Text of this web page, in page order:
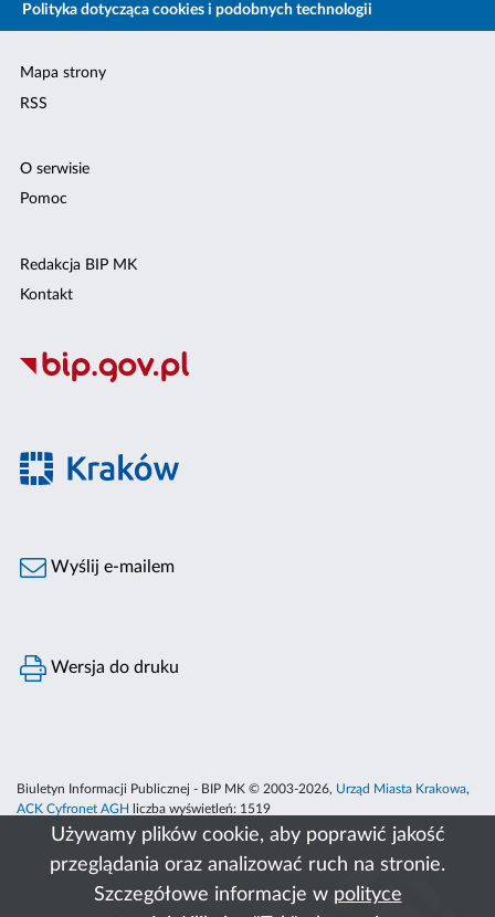
Używamy plików cookie, aby poprawić jakość
przeglądania oraz analizować ruch na stronie.
Szczegółowe informacje w polityce
Polityka dotycząca cookies i podobnych technologii
Mapa strony
RSS
O serwisie
Pomoc
Redakcja BIP MK
Kontakt
Wyślij e-mailem
Wersja do druku
Biuletyn Informacji Publicznej - BIP MK © 2003-2026, Urząd Miasta Krakowa,
ACK Cyfronet AGH
liczba wyświetleń: 1519